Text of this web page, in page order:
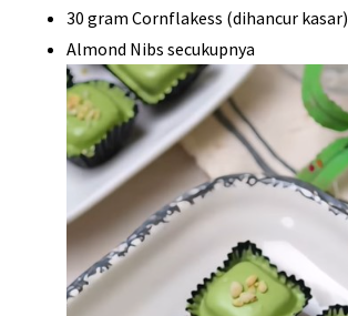
30 gram Cornflakess (dihancur kasar)
Almond Nibs secukupnya